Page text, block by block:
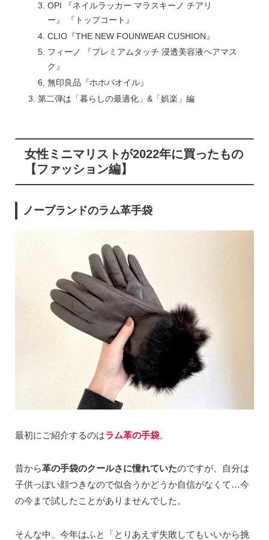
OPI 『ネイルラッカー マラスキーノ チアリ
ー』 『トップコート』
CLIO『THE NEW FOUNWEAR CUSHION』
フィーノ 『プレミアムタッチ 浸透美容液ヘアマス
ク』
無印良品『ホホバオイル』
第二弾は「暮らしの最適化」&「娯楽」編
女性ミニマリストが2022年に買ったもの
【ファッション編】
ノーブランドのラム革手袋
最初にご紹介するのはラム革の手袋。
昔から革の手袋のクールさに憧れていたのですが、自分は
子供っぽい顔つきなので似合うかどうか自信がなくて…今
の今まで試したことがありませんでした。
そんな中、今年はふと「とりあえず失敗してもいいから挑